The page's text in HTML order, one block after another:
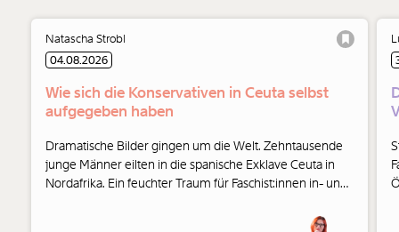
Natascha Strobl
04.08.2026
Wie sich die Konservativen in Ceuta selbst
aufgegeben haben
Dramatische Bilder gingen um die Welt. Zehntausende
junge Männer eilten in die spanische Exklave Ceuta in
Nordafrika. Ein feuchter Traum für Faschist:innen in- und